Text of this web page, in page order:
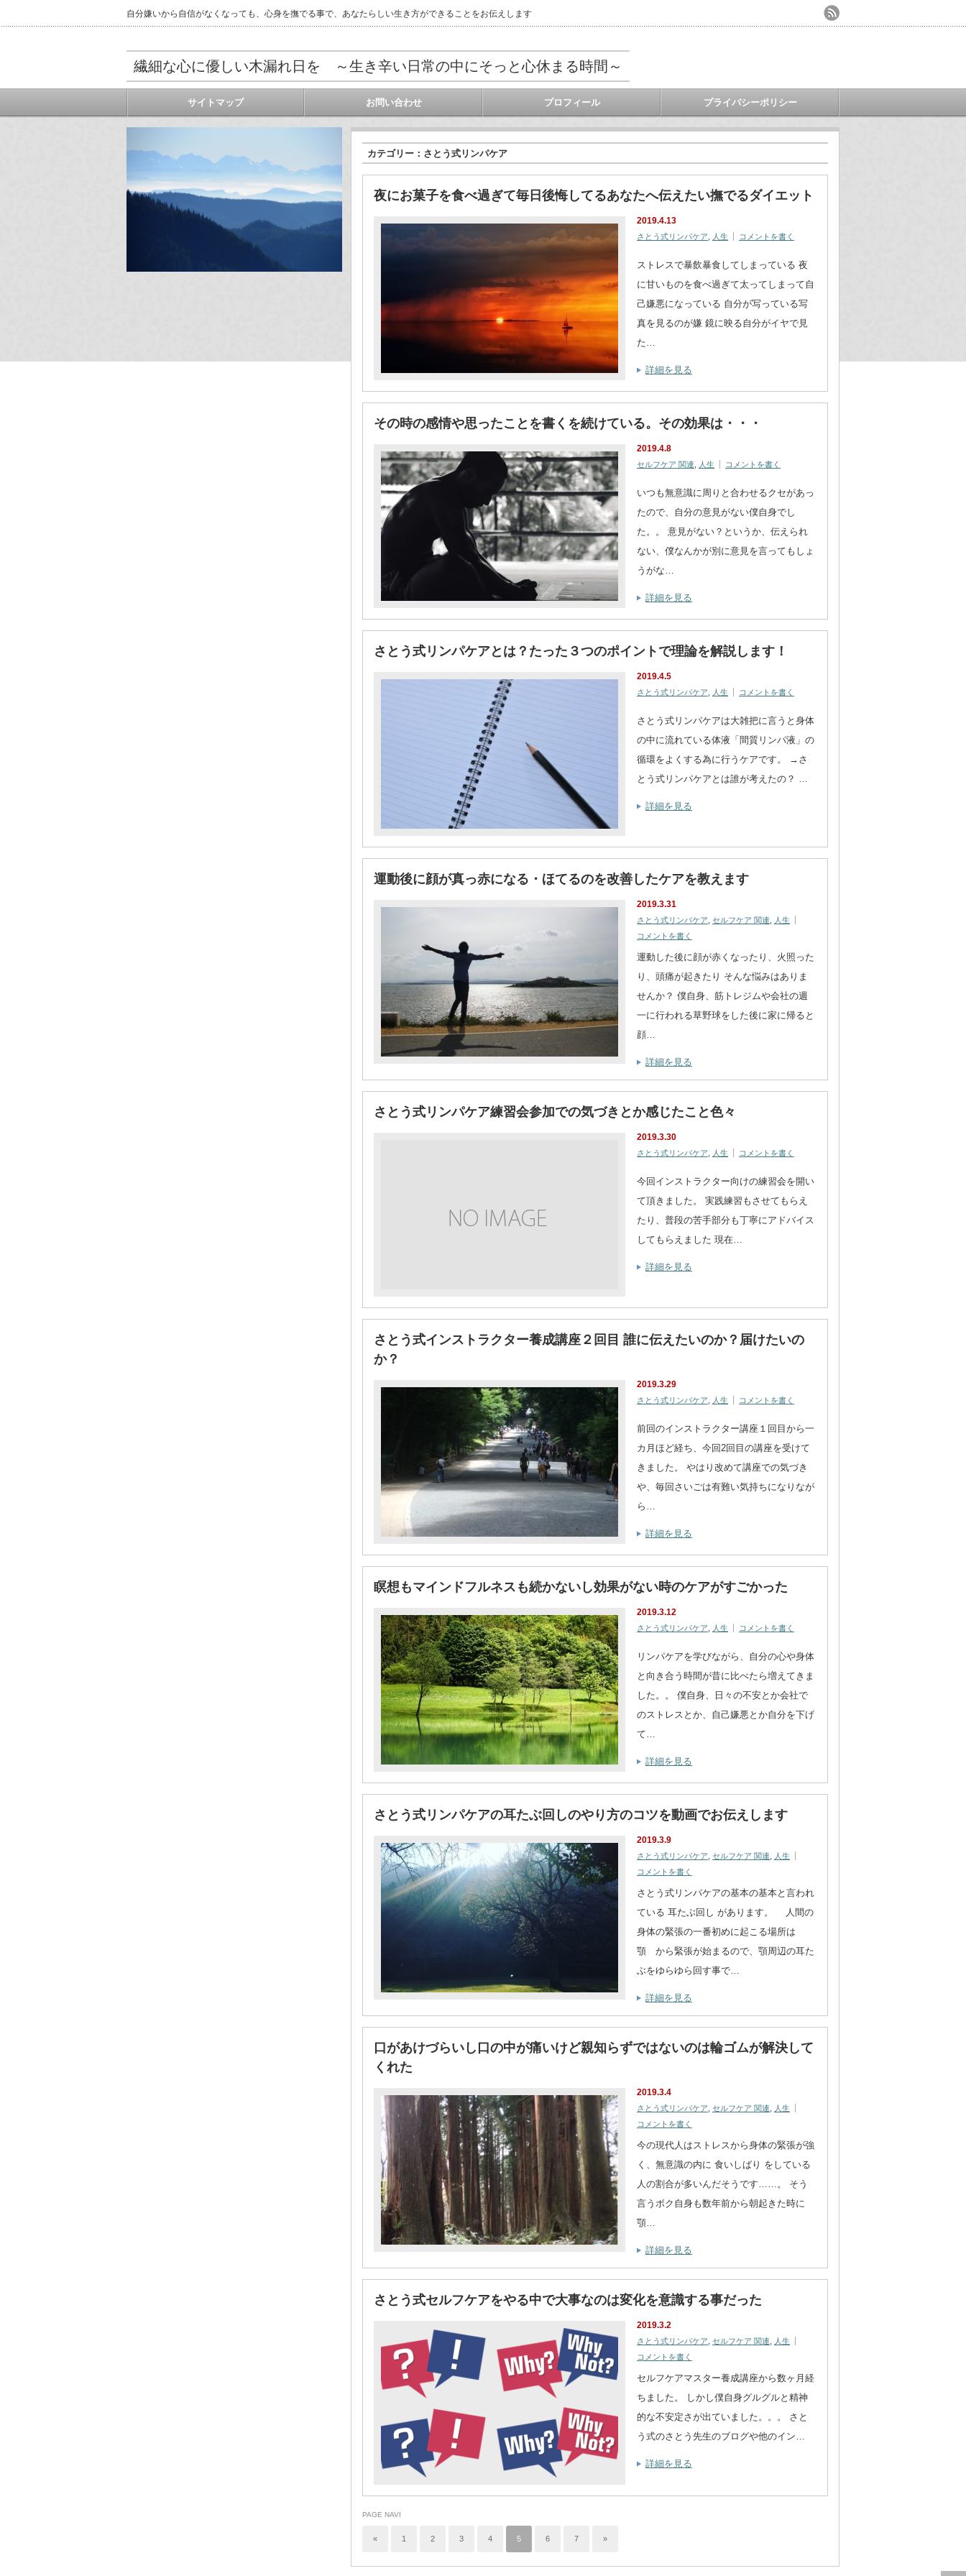
自分嫌いから自信がなくなっても、心身を撫でる事で、あなたらしい生き方ができることをお伝えします
繊細な心に優しい木漏れ日を ～生き辛い日常の中にそっと心休まる時間～
サイトマップ お問い合わせ プロフィール プライバシーポリシー
カテゴリー：さとう式リンパケア
夜にお菓子を食べ過ぎて毎日後悔してるあなたへ伝えたい撫でるダイエット
2019.4.13
さとう式リンパケア 人生 コメントを書く
ストレスで暴飲暴食してしまっている 夜
に甘いものを食べ過ぎて太ってしまって自
己嫌悪になっている 自分が写っている写
真を見るのが嫌 鏡に映る自分がイヤで見
た…
詳細を見る
その時の感情や思ったことを書くを続けている。その効果は・・・
2019.4.8
セルフケア 関連 人生 コメントを書く
いつも無意識に周りと合わせるクセがあっ
たので、自分の意見がない僕自身でし
た。。 意見がない？というか、伝えられ
ない、僕なんかが別に意見を言ってもしょ
うがな…
詳細を見る
さとう式リンパケアとは？たった３つのポイントで理論を解説します！
2019.4.5
さとう式リンパケア 人生 コメントを書く
さとう式リンパケアは大雑把に言うと身体
の中に流れている体液「間質リンパ液」の
循環をよくする為に行うケアです。 →さ
とう式リンパケアとは誰が考えたの？ …
詳細を見る
運動後に顔が真っ赤になる・ほてるのを改善したケアを教えます
2019.3.31
さとう式リンパケア セルフケア 関連
人生
コメントを書く
運動した後に顔が赤くなったり、火照った
り、頭痛が起きたり そんな悩みはありま
せんか？ 僕自身、筋トレジムや会社の週
一に行われる草野球をした後に家に帰ると
顔…
詳細を見る
さとう式リンパケア練習会参加での気づきとか感じたこと色々
2019.3.30
さとう式リンパケア 人生 コメントを書く
今回インストラクター向けの練習会を開い
て頂きました。 実践練習もさせてもらえ
たり、普段の苦手部分も丁寧にアドバイス
してもらえました 現在…
詳細を見る
さとう式インストラクター養成講座２回目 誰に伝えたいのか？届けたいの
か？
2019.3.29
さとう式リンパケア 人生 コメントを書く
前回のインストラクター講座１回目から一
カ月ほど経ち、今回2回目の講座を受けて
きました。 やはり改めて講座での気づき
や、毎回さいごは有難い気持ちになりなが
ら…
詳細を見る
瞑想もマインドフルネスも続かないし効果がない時のケアがすごかった
2019.3.12
さとう式リンパケア 人生 コメントを書く
リンパケアを学びながら、自分の心や身体
と向き合う時間が昔に比べたら増えてきま
した。。 僕自身、日々の不安とか会社で
のストレスとか、自己嫌悪とか自分を下げ
て…
詳細を見る
さとう式リンパケアの耳たぶ回しのやり方のコツを動画でお伝えします
2019.3.9
さとう式リンパケア セルフケア 関連
人生
コメントを書く
さとう式リンパケアの基本の基本と言われ
ている 耳たぶ回し があります。 人間の
身体の緊張の一番初めに起こる場所は
顎 から緊張が始まるので、顎周辺の耳た
ぶをゆらゆら回す事で…
詳細を見る
口があけづらいし口の中が痛いけど親知らずではないのは輪ゴムが解決して
くれた
2019.3.4
さとう式リンパケア セルフケア 関連
人生
コメントを書く
今の現代人はストレスから身体の緊張が強
く、無意識の内に 食いしばり をしている
人の割合が多いんだそうです……。 そう
言うボク自身も数年前から朝起きた時に
顎…
詳細を見る
さとう式セルフケアをやる中で大事なのは変化を意識する事だった
2019.3.2
さとう式リンパケア セルフケア 関連
人生
コメントを書く
セルフケアマスター養成講座から数ヶ月経
ちました。 しかし僕自身グルグルと精神
的な不安定さが出ていました。。。 さと
う式のさとう先生のブログや他のイン…
詳細を見る
PAGE NAVI
« 1 2 3 4 5 6 7 »